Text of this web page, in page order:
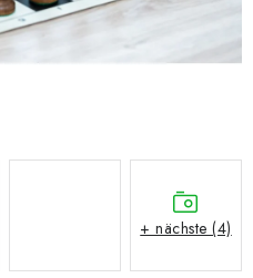
+ nächste (4)